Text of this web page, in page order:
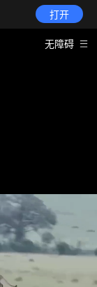
打开
无障碍